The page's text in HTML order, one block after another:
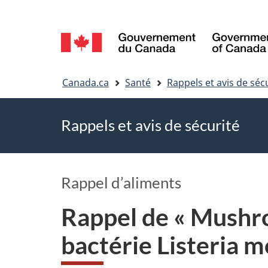
Sélection
de
la
Canada.ca Santé Rappels et avis de
Rappels et avis de sécurité
Rappel d’aliments
Rappel de «
bactérie Listeria